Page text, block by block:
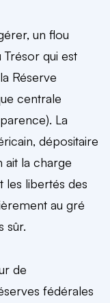
un flou
qui est
Réserve
centrale
La
dépositaire
ait la charge
les libertés des
au gré
sûr.
de
fédérales